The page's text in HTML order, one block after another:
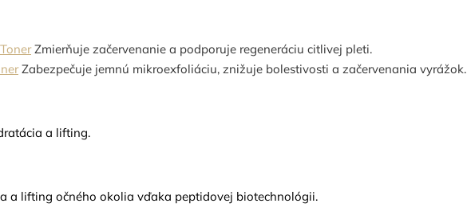
Zmierňuje začervenanie a podporuje regeneráciu citlivej pleti.
Zabezpečuje jemnú mikroexfoliáciu, znižuje bolestivosti a začervenania vyrážok.
a lifting.
a lifting očného okolia vďaka peptidovej biotechnológii.